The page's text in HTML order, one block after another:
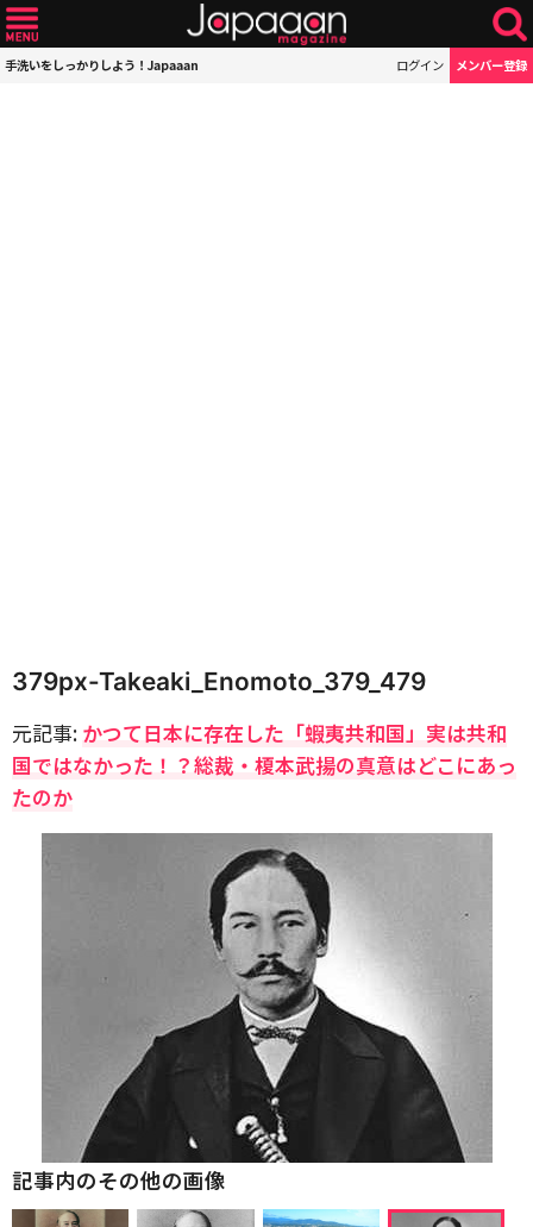
手洗いをしっかりしよう！Japaaan ログイン メンバー登録
379px-Takeaki_Enomoto_379_479
元記事: かつて日本に存在した「蝦夷共和国」実は共和
国ではなかった！？総裁・榎本武揚の真意はどこにあっ
たのか
記事内のその他の画像